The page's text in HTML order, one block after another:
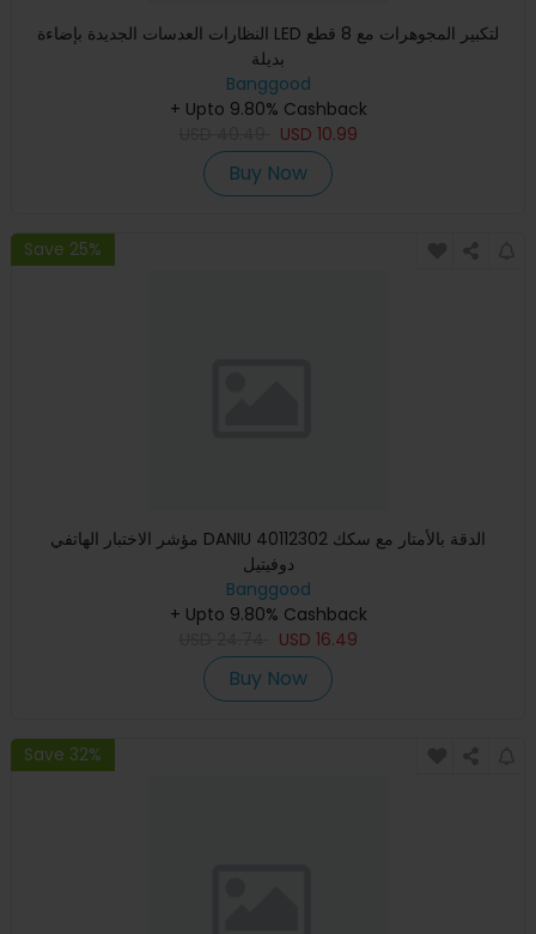
النظارات العدسات الجديدة بإضاءة LED لتكبير المجوهرات مع 8 قطع
بديلة
Banggood
+ Upto 9.80% Cashback
USD 10.99
Buy Now
Save 25%
مؤشر الاختبار الهاتفي DANIU 40112302 الدقة بالأمتار مع سكك
دوفيتيل
Banggood
+ Upto 9.80% Cashback
USD 16.49
Buy Now
Save 32%